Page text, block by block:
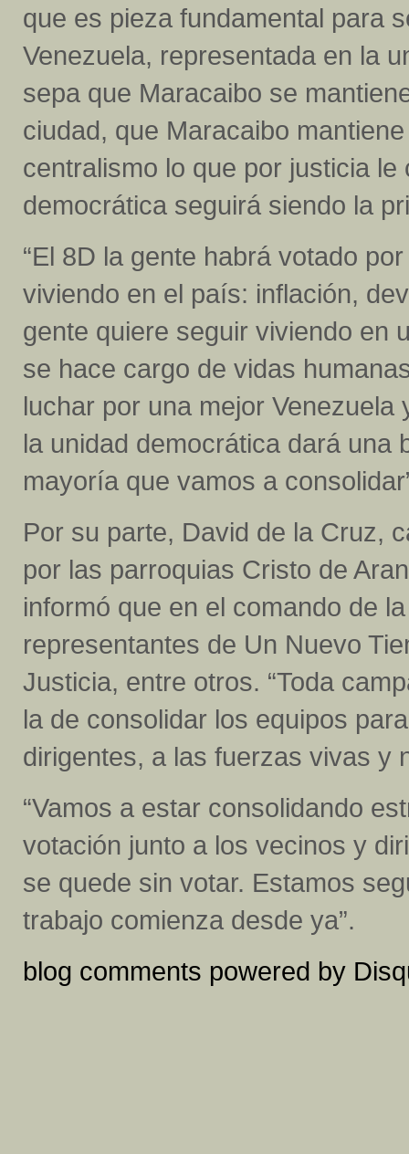
que es pieza fundamental para
Venezuela, representada en la
sepa que Maracaibo se
ciudad, que Maracaibo
centralismo lo que por justicia
democrática seguirá siendo la
“El 8D la gente habrá votado
viviendo en el país: inflación,
gente quiere seguir viviendo en
se hace cargo de vidas
luchar por una mejor
la unidad democrática dará una
mayoría que vamos a
Por su parte, David de la Cruz,
por las parroquias Cristo de
informó que en el comando de
representantes de Un Nuevo
Justicia, entre otros. “Toda
la de consolidar los equipos
dirigentes, a las fuerzas vivas y
“Vamos a estar consolidando
votación junto a los vecinos y
se quede sin votar. Estamos
trabajo comienza desde ya”.
blog comments powered by